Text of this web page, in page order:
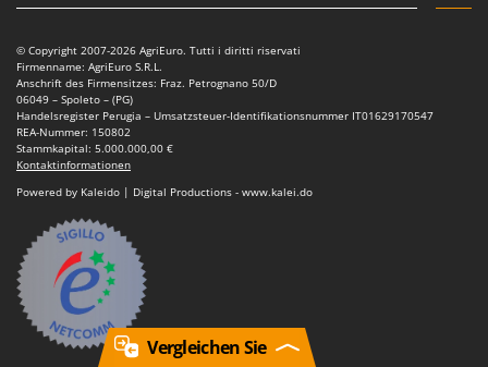
© Copyright 2007-2026 AgriEuro. Tutti i diritti riservati
Firmenname: AgriEuro S.R.L.
Anschrift des Firmensitzes: Fraz. Petrognano 50/D
06049 – Spoleto – (PG)
Handelsregister Perugia – Umsatzsteuer-Identifikationsnummer IT01629170547
REA-Nummer: 150802
Stammkapital: 5.000.000,00 €
Kontaktinformationen
Powered by Kaleido | Digital Productions - www.kalei.do
Vergleichen Sie